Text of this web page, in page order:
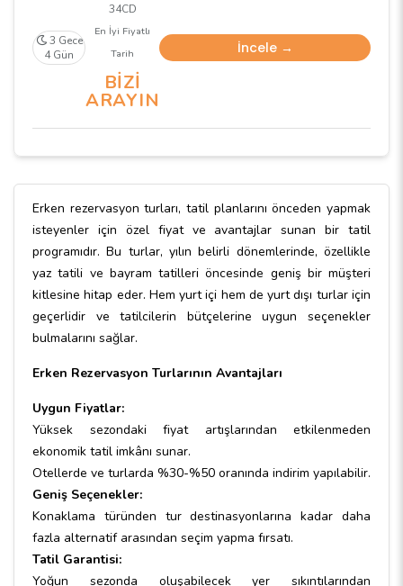
3 Gece
4 Gün
34CD
En İyi Fiyatlı
Tarih
BİZİ
ARAYIN
İncele →
Erken rezervasyon turları, tatil planlarını önceden yapmak
isteyenler için özel fiyat ve avantajlar sunan bir tatil
programıdır. Bu turlar, yılın belirli dönemlerinde, özellikle
yaz tatili ve bayram tatilleri öncesinde geniş bir müşteri
kitlesine hitap eder. Hem yurt içi hem de yurt dışı turlar için
geçerlidir ve tatilcilerin bütçelerine uygun seçenekler
bulmalarını sağlar.
Erken Rezervasyon Turlarının Avantajları
Uygun Fiyatlar:
Yüksek sezondaki fiyat artışlarından etkilenmeden
ekonomik tatil imkânı sunar.
Otellerde ve turlarda %30-%50 oranında indirim yapılabilir.
Geniş Seçenekler:
Konaklama türünden tur destinasyonlarına kadar daha
fazla alternatif arasından seçim yapma fırsatı.
Tatil Garantisi:
Yoğun sezonda oluşabilecek yer sıkıntılarından